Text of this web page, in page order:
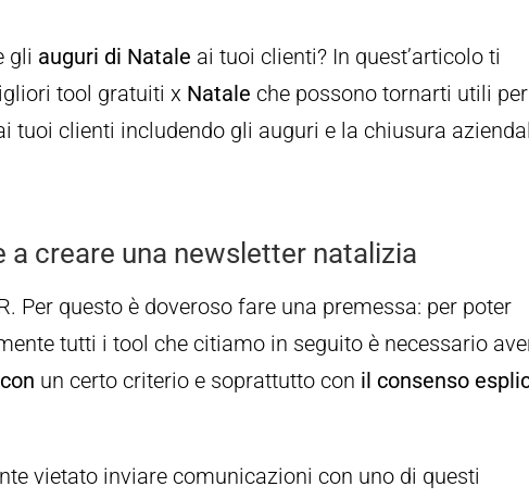
gli auguri di Natale ai tuoi clienti? In quest’articolo ti
tool gratuiti x Natale che possono tornarti utili per
tuoi clienti includendo gli auguri e la chiusura
a creare una newsletter natalizia
Per questo è doveroso fare una premessa: per poter
tutti i tool che citiamo in seguito è necessario
un certo criterio e soprattutto con il consenso
vietato inviare comunicazioni con uno di questi